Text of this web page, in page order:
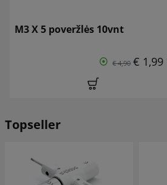
M3 X 5 poveržlės 10vnt
€ 4,90 € 1,99
Topseller